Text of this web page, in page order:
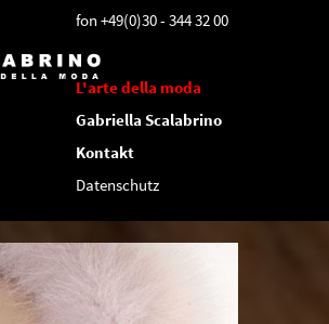
fon +49(0)30 - 344 32 00
L'arte della moda
Gabriella Scalabrino
Kontakt
Datenschutz